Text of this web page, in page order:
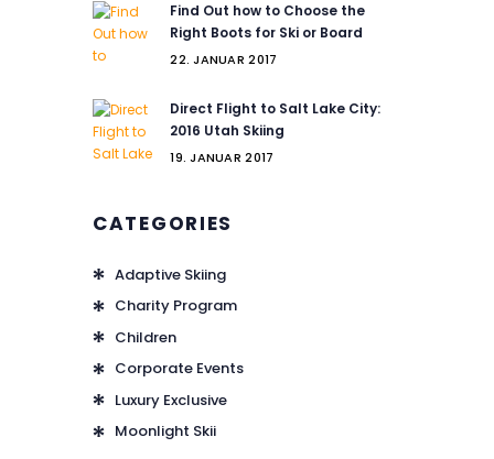
Find Out how to Choose the
Right Boots for Ski or Board
22. JANUAR 2017
Direct Flight to Salt Lake City:
2016 Utah Skiing
19. JANUAR 2017
CATEGORIES
Adaptive Skiing
Charity Program
Children
Corporate Events
Luxury Exclusive
Moonlight Skii